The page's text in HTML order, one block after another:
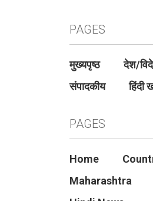
PAGES
मुख्यपृष्ठ देश/
संपादकीय
हिंदी
PAGES
Home
Maharashtra